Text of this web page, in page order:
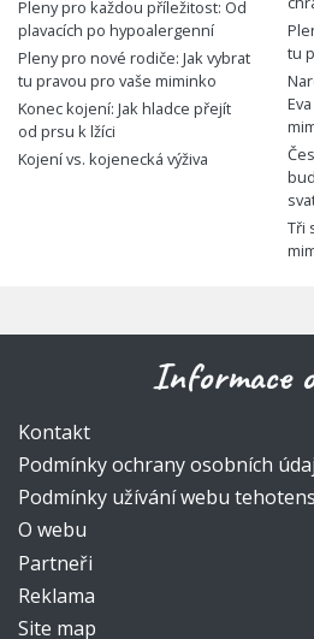
Pleny pro každou příležitost: Od
plavacích po hypoalergenní
Pleny pro nové rodiče: Jak vybrat
tu pravou pro vaše miminko
Konec kojení: Jak hladce přejít
od prsu k lžíci
Kojení vs. kojenecká výživa
tu
Tři
Informace
Kontakt
Podmínky ochrany osobních
Podmínky užívání webu
O webu
Partneři
Reklama
Site map